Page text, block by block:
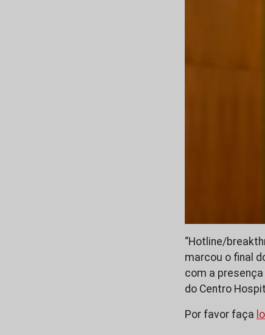
“Hotline/
marcou o final
com a presença
do Centro
Por favor faça